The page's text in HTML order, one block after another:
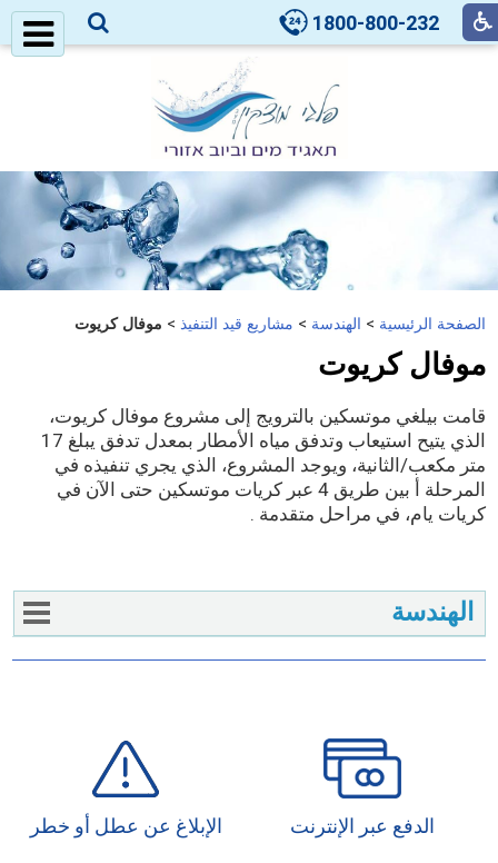
1800-800-232
الهندسة
الصفحة الرئيسية > الهندسة > مشاريع قيد التنفيذ > موفال كريوت
موفال كريوت
قامت بيلغي موتسكين بالترويج إلى مشروع موفال كريوت،
الذي يتيح استيعاب وتدفق مياه الأمطار بمعدل تدفق يبلغ 17
متر مكعب/الثانية، ويوجد المشروع، الذي يجري تنفيذه في
المرحلة أ بين طريق 4 عبر كريات موتسكين حتى الآن في
كريات يام، في مراحل متقدمة .
الدفع عبر الإنترنت الإبلاغ عن عطل أو خطر